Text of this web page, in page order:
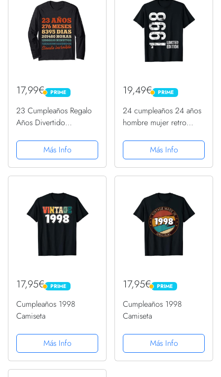
17,99€ PRIME
PRIME
23 Cumpleaños Regalo
Años Divertido
1998 Manga Larga
Más Info
19,49€ PRIME
PRIME
24 cumpleaños 24 años
hombre mujer retro
CamisetaMás Info
17,95€ PRIME
PRIME
Cumpleaños 1998
Camiseta
Más Info
17,95€ PRIME
PRIME
Cumpleaños 1998
Camiseta
Más Info